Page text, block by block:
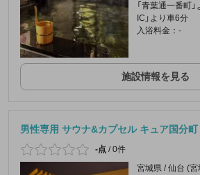
「青葉通一番町
IC」より車6分
入浴料金：-
施設情報を見る
男性専用 サウナ&カプセル キュア国分町
-点 /0件
宮城県 / 仙台 (